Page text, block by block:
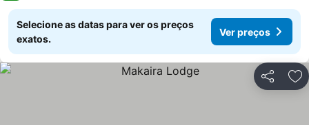
Selecione as datas para ver os preços
exatos.
Ver preços
Partilhar